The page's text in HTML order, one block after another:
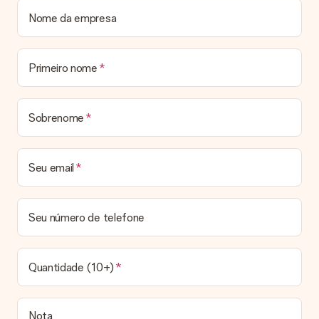
enviou o presente.
O meu presente vai embrulhado?
De momento, ainda não oferecemos um serviço de embrulho.
Entregamos todos os nossos presentes numa embalagem
destinatário.
Prazo de entrega, opções de entrega e portes
de envio
Posso escolher uma data específica para entrega?
Infelizmente, não é possível escolher uma data específica
para entrega. Assim que concluirmos o seu pedido, uma
confirmação com as datas estimadas de entrega ser-lhe-á
enviada por email. Assim que o seu pedido for expedido, a
transportadora ficará encarregada de entregar o mesmo.
Qual é o prazo de entrega e quando recebo o meu
presente?
Todos os prazos de entrega podem ser encontrados na
Nome da empresa
Primeiro nome
Sobrenome
Seu email
Seu número de telefone
Quantidade (10+)
Nota